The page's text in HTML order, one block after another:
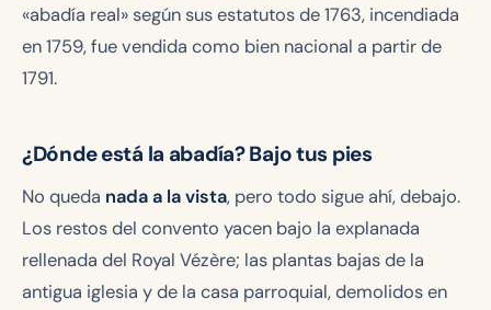
«abadía real» según sus estatutos de 1763, incendiada
en 1759, fue vendida como bien nacional a partir de
1791.
¿Dónde está la abadía? Bajo tus pies
No queda nada a la vista, pero todo sigue ahí, debajo.
Los restos del convento yacen bajo la explanada
rellenada del Royal Vézère; las plantas bajas de la
antigua iglesia y de la casa parroquial, demolidos en